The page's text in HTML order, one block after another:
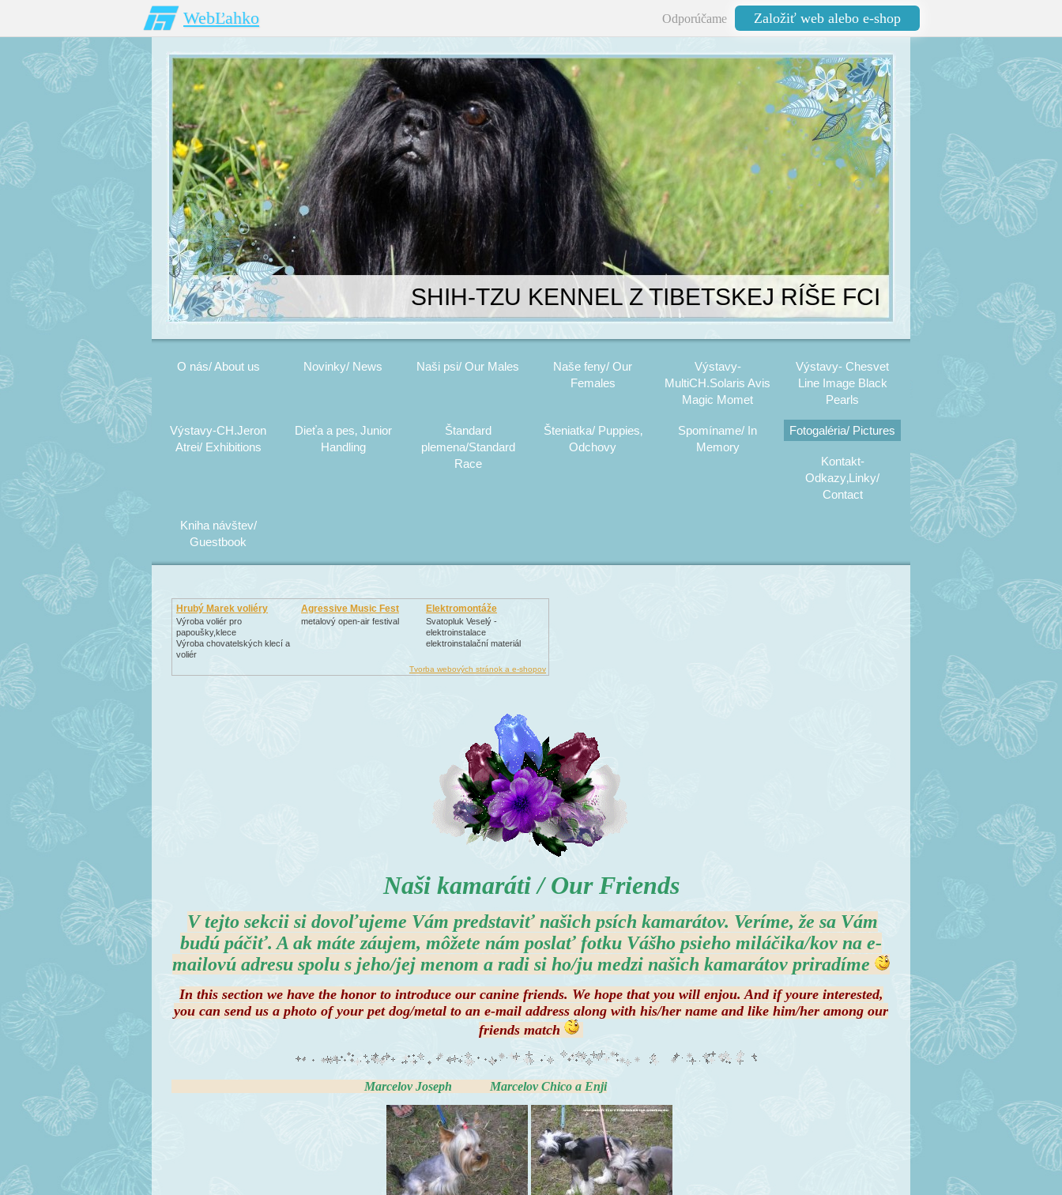
WebĽahko Odporúčame Založiť web alebo e-shop
SHIH-TZU KENNEL Z TIBETSKEJ RÍŠE FCI
O nás/ About us Novinky/ News Naši psi/ Our Males
Naše feny/ Our
Females
Výstavy-
MultiCH.Solaris Avis
Magic Momet
Výstavy- Chesvet
Line Image Black
Pearls
Výstavy-CH.Jeron
Atrei/ Exhibitions
Dieťa a pes‚ Junior
Handling
Štandard
plemena/Standard
Race
Šteniatka/ Puppies‚
Odchovy
Spomíname/ In
Memory
Fotogaléria/ Pictures
Kontakt-
Odkazy‚Linky/
Contact
Kniha návštev/
Guestbook
Hrubý Marek voliéry
Výroba voliér pro
papoušky,klece
Výroba chovatelských klecí a
voliér
Agressive Music Fest
metalový open-air festival
Elektromontáže
Svatopluk Veselý -
elektroinstalace
elektroinstalační materiál
Tvorba webových stránok a e-shopov
Naši kamaráti / Our Friends
V tejto sekcii si dovoľujeme Vám predstaviť našich psích kamarátov. Veríme, že sa Vám
budú páčiť. A ak máte záujem, môžete nám poslať fotku Vášho psieho miláčika/kov na e-
mailovú adresu spolu s jeho/jej menom a radi si ho/ju medzi našich kamarátov priradíme
In this section we have the honor to introduce our canine friends. We hope that you will enjou. And if youre interested,
you can send us a photo of your pet dog/metal to an e-mail address along with his/her name and like him/her among our
friends match
Marcelov Joseph Marcelov Chico a Enji